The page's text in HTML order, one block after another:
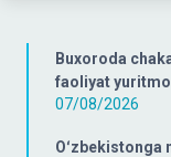
Buxoroda
faoliyat
07/08/2026
Oʻzbekistonga